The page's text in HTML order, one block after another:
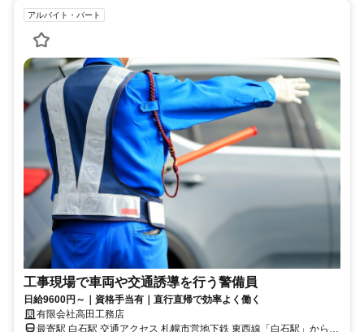
アルバイト・パート
工事現場で車両や交通誘導を行う警備員
日給9600円～｜資格手当有｜直行直帰で効率よく働く
有限会社高田工務店
最寄駅 白石駅 交通アクセス 札幌市営地下鉄 東西線「白石駅」から徒